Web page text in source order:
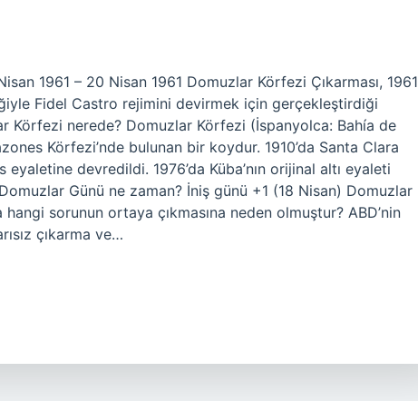
1961 – 20 Nisan 1961 Domuzlar Körfezi Çıkarması, 1961
Fidel Castro rejimini devirmek için gerçekleştirdiği
Körfezi nerede? Domuzlar Körfezi (İspanyolca: Bahía de
Körfezi’nde bulunan bir koydur. 1910’da Santa Clara
devredildi. 1976’da Küba’nın orijinal altı eyaleti
Günü ne zaman? İniş günü +1 (18 Nisan) Domuzlar
hangi sorunun ortaya çıkmasına neden olmuştur? ABD’nin
çıkarma ve…